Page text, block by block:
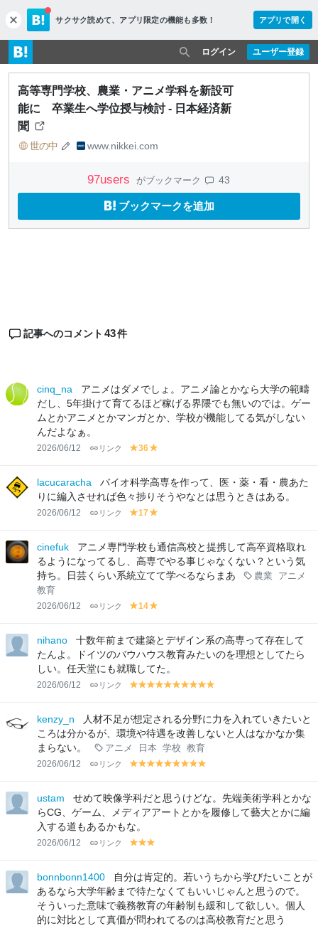
c
l
o
s
e
サクサク読めて、 アプリ限定の機能も多数！ アプリで開く
ユーザー登録
ログイン
高等専門学校、農業・アニメ学科を新設可
能に 卒業生へ学位授与検討 - 日本経済新
聞
世の中 www.nikkei.com
97users がブックマーク 43
ブックマークを追加
記事へのコメント 43件
cinq_na
アニメはダメでしょ。アニメ論とかなら大学の範疇
だし、5年掛けて育てるほど稼げる界隈でも無いのでは。ゲー
ムとかアニメとかマンガとか、学校が機能してる気がしない
んだよなぁ。
2026/06/12 リンク
y
lo
w
36
lo
w
lacucaracha
バイオ科学高専を作って、医・薬・看・農あた
りに編入させれば色々捗りそうやなとは思うときはある。
2026/06/12 リンク
y
lo
w
17
lo
w
cinefuk
アニメ専門学校も通信高校と提携して高卒資格取れ
るようになってるし、高専でやる事じゃなくない？という気
持ち。日芸くらい系統立てて学べるならまあ
農業
アニメ
教育
2026/06/12 リンク
y
lo
w
14
lo
w
nihano
十数年前まで建築とデザイン系の高専って存在して
たんよ。ドイツのバウハウス教育みたいのを理想としてたら
しい。任天堂にも就職してた。
2026/06/12 リンク
y
lo
w
y
lo
w
y
lo
w
y
lo
w
y
lo
w
y
lo
w
y
lo
w
y
lo
w
y
lo
w
lo
w
kenzy_n
人材不足が想定される分野に力を入れていきたいと
ころは分かるが、環境や待遇を改善しないと人はなかなか集
まらない。
アニメ 日本 学校 教育
2026/06/12 リンク
y
lo
w
y
lo
w
y
lo
w
y
lo
w
y
lo
y
lo
w
y
lo
w
y
lo
w
lo
w
ustam
せめて映像学科だと思うけどな。先端美術学科とかな
らCG、ゲーム、メディアアートとかを履修して藝大とかに編
入する道もあるかもな。
2026/06/12 リンク
y
lo
w
y
lo
w
lo
w
bonnbonn1400
自分は肯定的。若いうちから学びたいことが
あるなら大学年齢まで待たなくてもいいじゃんと思うので。
そういった意味で義務教育の年齢制も緩和して欲しい。個人
的に対比として真価が問われてるのは高校教育だと思う